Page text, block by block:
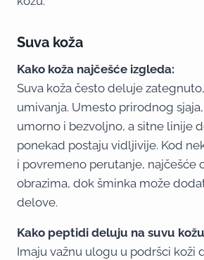
Suva koža
Kako koža najčešće izgleda:
Suva koža često deluje
umivanja. Umesto prirodnog
umorno i bezvoljno, a sitne linije
ponekad postaju vidljivije. Kod
i povremeno perutanje, najčešće
obrazima, dok šminka može
delove.
Kako peptidi deluju na suvu
Imaju važnu ulogu u podršci koži